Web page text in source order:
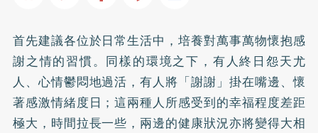
首先建議各位於日常生活中，培養對萬事萬物懷抱感
謝之情的習慣。同樣的環境之下，有人終日怨天尤
人、心情鬱悶地過活，有人將「謝謝」掛在嘴邊、懷
著感激情緒度日；這兩種人所感受到的幸福程度差距
極大，時間拉長一些，兩邊的健康狀況亦將變得大相